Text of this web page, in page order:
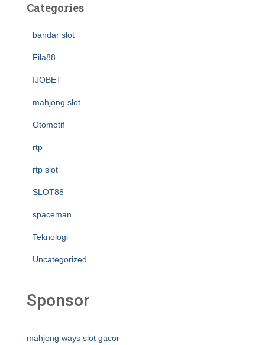
Categories
bandar slot
Fila88
IJOBET
mahjong slot
Otomotif
rtp
rtp slot
SLOT88
spaceman
Teknologi
Uncategorized
Sponsor
mahjong ways slot gacor